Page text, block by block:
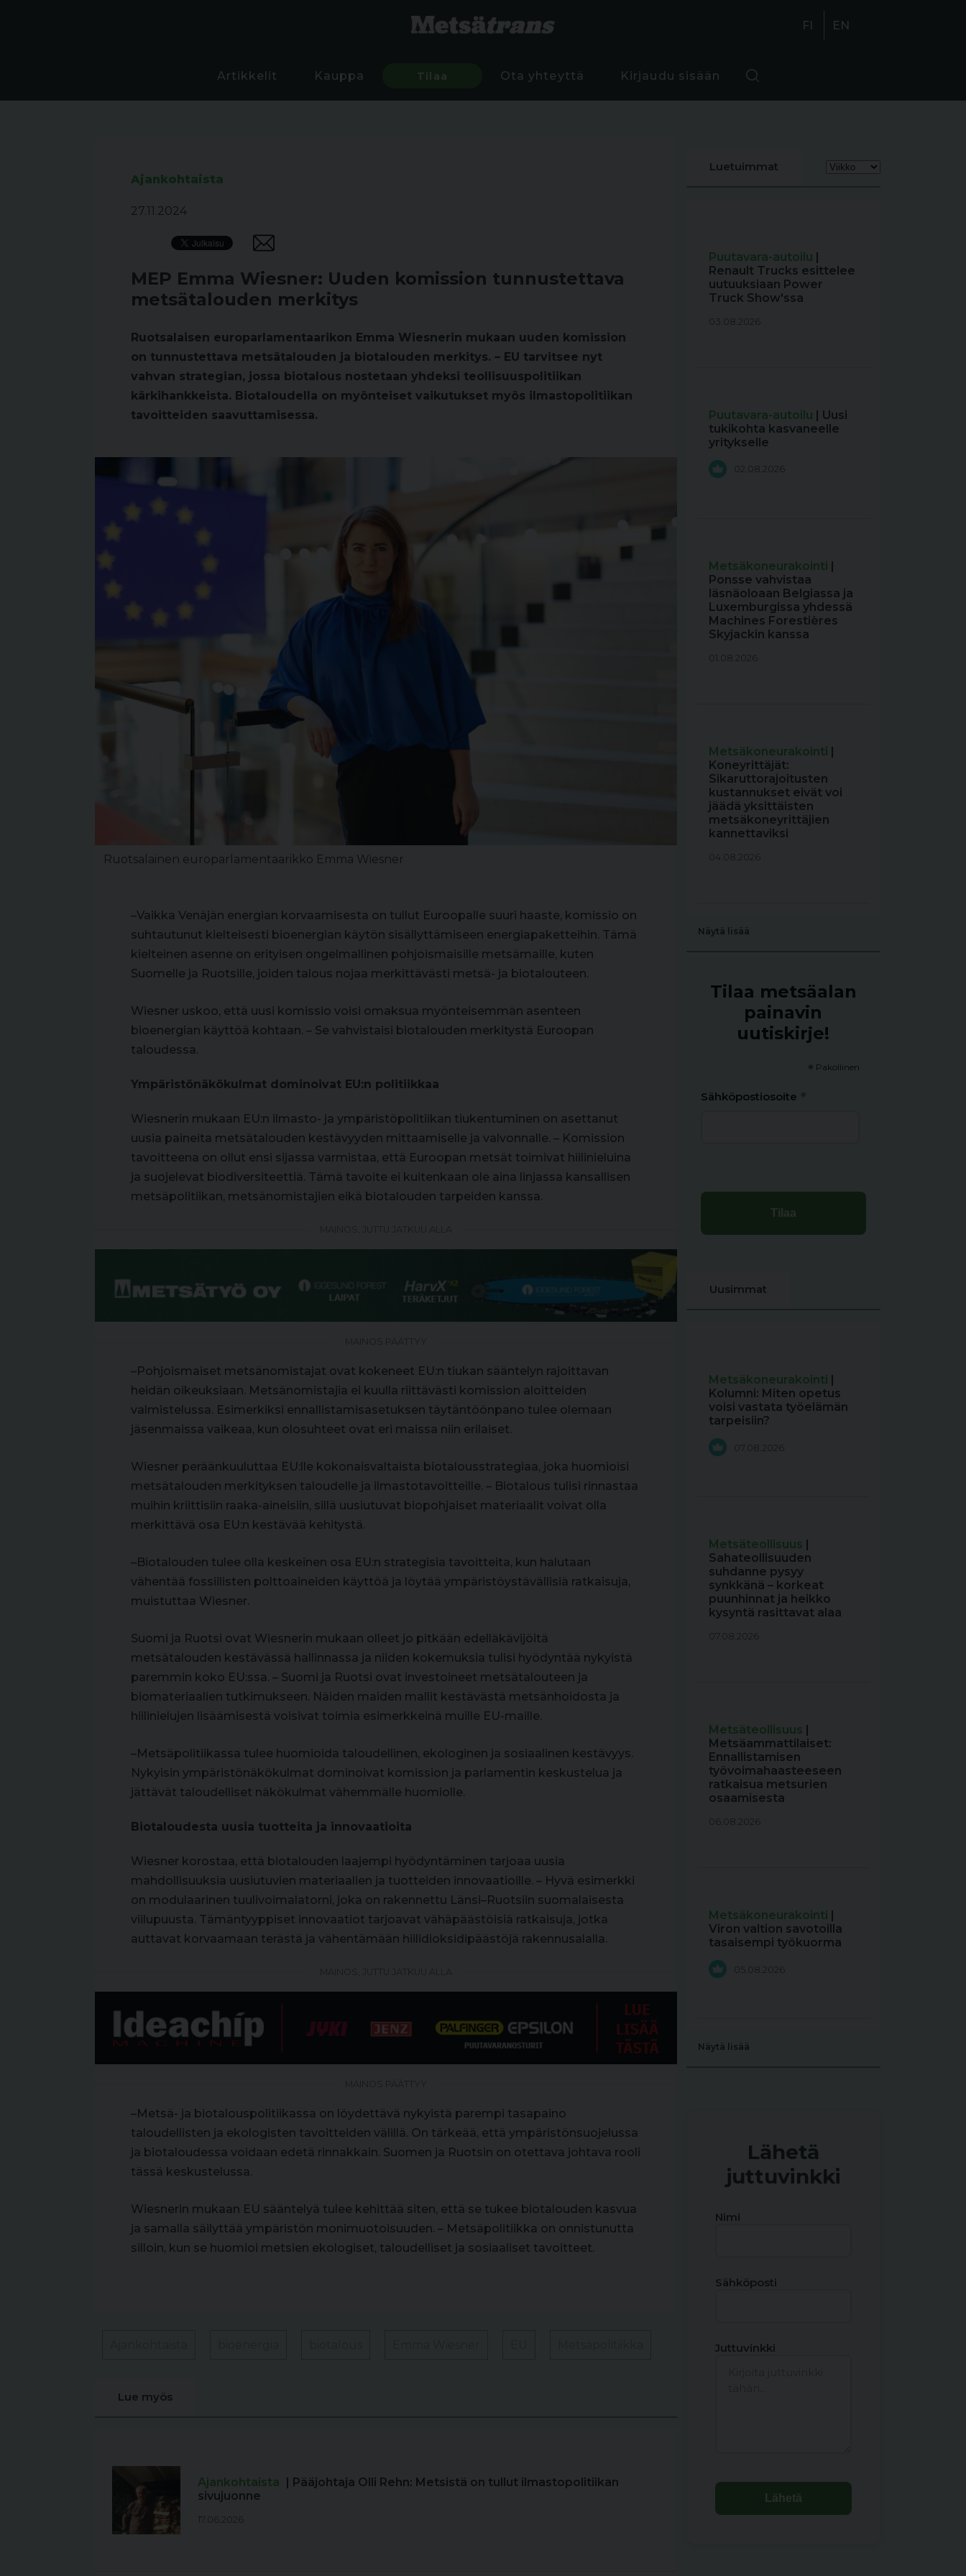
FI EN
Artikkelit Kauppa Tilaa Ota yhteyttä Kirjaudu sisään
Ajankohtaista
27.11.2024
MEP Emma Wiesner: Uuden komission tunnustettava
metsätalouden merkitys
Ruotsalaisen europarlamentaarikon Emma Wiesnerin mukaan uuden komission
on tunnustettava metsätalouden ja biotalouden merkitys. – EU tarvitsee nyt
vahvan strategian, jossa biotalous nostetaan yhdeksi teollisuuspolitiikan
kärkihankkeista. Biotaloudella on myönteiset vaikutukset myös ilmastopolitiikan
tavoitteiden saavuttamisessa.
Ruotsalainen europarlamentaarikko Emma Wiesner
–Vaikka Venäjän energian korvaamisesta on tullut Euroopalle suuri haaste, komissio on
suhtautunut kielteisesti bioenergian käytön sisällyttämiseen energiapaketteihin. Tämä
kielteinen asenne on erityisen ongelmallinen pohjoismaisille metsämaille, kuten
Suomelle ja Ruotsille, joiden talous nojaa merkittävästi metsä- ja biotalouteen.
Wiesner uskoo, että uusi komissio voisi omaksua myönteisemmän asenteen
bioenergian käyttöä kohtaan. – Se vahvistaisi biotalouden merkitystä Euroopan
taloudessa.
Ympäristönäkökulmat dominoivat EU:n politiikkaa
Wiesnerin mukaan EU:n ilmasto- ja ympäristöpolitiikan tiukentuminen on asettanut
uusia paineita metsätalouden kestävyyden mittaamiselle ja valvonnalle. – Komission
tavoitteena on ollut ensi sijassa varmistaa, että Euroopan metsät toimivat hiilinieluina
ja suojelevat biodiversiteettiä. Tämä tavoite ei kuitenkaan ole aina linjassa kansallisen
metsäpolitiikan, metsänomistajien eikä biotalouden tarpeiden kanssa.
–Pohjoismaiset metsänomistajat ovat kokeneet EU:n tiukan sääntelyn rajoittavan
heidän oikeuksiaan. Metsänomistajia ei kuulla riittävästi komission aloitteiden
valmistelussa. Esimerkiksi ennallistamisasetuksen täytäntöönpano tulee olemaan
jäsenmaissa vaikeaa, kun olosuhteet ovat eri maissa niin erilaiset.
Wiesner peräänkuuluttaa EU:lle kokonaisvaltaista biotalousstrategiaa, joka huomioisi
metsätalouden merkityksen taloudelle ja ilmastotavoitteille. – Biotalous tulisi rinnastaa
muihin kriittisiin raaka-aineisiin, sillä uusiutuvat biopohjaiset materiaalit voivat olla
merkittävä osa EU:n kestävää kehitystä.
–Biotalouden tulee olla keskeinen osa EU:n strategisia tavoitteita, kun halutaan
vähentää fossiilisten polttoaineiden käyttöä ja löytää ympäristöystävällisiä ratkaisuja,
muistuttaa Wiesner.
Suomi ja Ruotsi ovat Wiesnerin mukaan olleet jo pitkään edelläkävijöitä
metsätalouden kestävässä hallinnassa ja niiden kokemuksia tulisi hyödyntää nykyistä
paremmin koko EU:ssa. – Suomi ja Ruotsi ovat investoineet metsätalouteen ja
biomateriaalien tutkimukseen. Näiden maiden mallit kestävästä metsänhoidosta ja
hiilinielujen lisäämisestä voisivat toimia esimerkkeinä muille EU-maille.
–Metsäpolitiikassa tulee huomioida taloudellinen, ekologinen ja sosiaalinen kestävyys.
Nykyisin ympäristönäkökulmat dominoivat komission ja parlamentin keskustelua ja
jättävät taloudelliset näkökulmat vähemmälle huomiolle.
Biotaloudesta uusia tuotteita ja innovaatioita
Wiesner korostaa, että biotalouden laajempi hyödyntäminen tarjoaa uusia
mahdollisuuksia uusiutuvien materiaalien ja tuotteiden innovaatioille. – Hyvä esimerkki
on modulaarinen tuulivoimalatorni, joka on rakennettu Länsi–Ruotsiin suomalaisesta
viilupuusta. Tämäntyyppiset innovaatiot tarjoavat vähäpäästöisiä ratkaisuja, jotka
auttavat korvaamaan terästä ja vähentämään hiilidioksidipäästöjä rakennusalalla.
–Metsä- ja biotalouspolitiikassa on löydettävä nykyistä parempi tasapaino
taloudellisten ja ekologisten tavoitteiden välillä. On tärkeää, että ympäristönsuojelussa
ja biotaloudessa voidaan edetä rinnakkain. Suomen ja Ruotsin on otettava johtava rooli
tässä keskustelussa.
Wiesnerin mukaan EU sääntelyä tulee kehittää siten, että se tukee biotalouden kasvua
ja samalla säilyttää ympäristön monimuotoisuuden. – Metsäpolitiikka on onnistunutta
silloin, kun se huomioi metsien ekologiset, taloudelliset ja sosiaaliset tavoitteet.
Lue myös
Ajankohtaista | Pääjohtaja Olli Rehn: Metsistä on tullut ilmastopolitiikan
sivujuonne
17.06.2026
Luetuimmat
Puutavara-autoilu |
Renault Trucks esittelee
uutuuksiaan Power
Truck Show'ssa
03.08.2026
Puutavara-autoilu | Uusi
tukikohta kasvaneelle
yritykselle
02.08.2026
Metsäkoneurakointi |
Ponsse vahvistaa
läsnäoloaan Belgiassa ja
Luxemburgissa yhdessä
Machines Forestières
Skyjackin kanssa
01.08.2026
Metsäkoneurakointi |
Koneyrittäjät:
Sikaruttorajoitusten
kustannukset eivät voi
jäädä yksittäisten
metsäkoneyrittäjien
kannettaviksi
04.08.2026
Näytä lisää
Tilaa metsäalan
painavin
uutiskirje!
* Pakollinen
Sähköpostiosoite *
Uusimmat
Metsäkoneurakointi |
Kolumni: Miten opetus
voisi vastata työelämän
tarpeisiin?
07.08.2026
Metsäteollisuus |
Sahateollisuuden
suhdanne pysyy
synkkänä – korkeat
puunhinnat ja heikko
kysyntä rasittavat alaa
07.08.2026
Metsäteollisuus |
Metsäammattilaiset:
Ennallistamisen
työvoimahaasteeseen
ratkaisua metsurien
osaamisesta
06.08.2026
Metsäkoneurakointi |
Viron valtion savotoilla
tasaisempi työkuorma
05.08.2026
Näytä lisää
Lähetä
juttuvinkki
Nimi
Sähköposti
Juttuvinkki
Lähetä